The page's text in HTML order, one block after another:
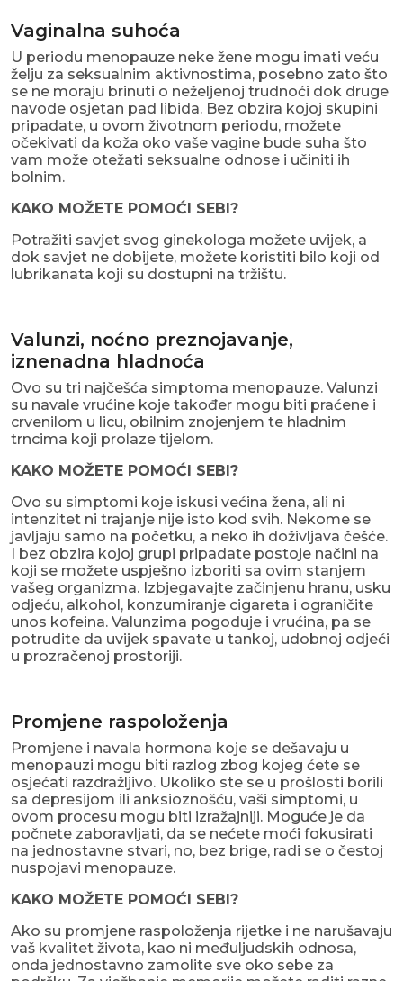
Vaginalna suhoća
U periodu menopauze neke žene mogu imati veću
želju za seksualnim aktivnostima, posebno zato što
se ne moraju brinuti o neželjenoj trudnoći dok druge
navode osjetan pad libida. Bez obzira kojoj skupini
pripadate, u ovom životnom periodu, možete
očekivati da koža oko vaše vagine bude suha što
vam može otežati seksualne odnose i učiniti ih
bolnim.
KAKO MOŽETE POMOĆI SEBI?
Potražiti savjet svog ginekologa možete uvijek, a
dok savjet ne dobijete, možete koristiti bilo koji od
lubrikanata koji su dostupni na tržištu.
Valunzi, noćno preznojavanje,
iznenadna hladnoća
Ovo su tri najčešća simptoma menopauze. Valunzi
su navale vrućine koje također mogu biti praćene i
crvenilom u licu, obilnim znojenjem te hladnim
trncima koji prolaze tijelom.
KAKO MOŽETE POMOĆI SEBI?
Ovo su simptomi koje iskusi većina žena, ali ni
intenzitet ni trajanje nije isto kod svih. Nekome se
javljaju samo na početku, a neko ih doživljava češće.
I bez obzira kojoj grupi pripadate postoje načini na
koji se možete uspješno izboriti sa ovim stanjem
vašeg organizma. Izbjegavajte začinjenu hranu, usku
odjeću, alkohol, konzumiranje cigareta i ograničite
unos kofeina. Valunzima pogoduje i vrućina, pa se
potrudite da uvijek spavate u tankoj, udobnoj odjeći
u prozračenoj prostoriji.
Promjene raspoloženja
Promjene i navala hormona koje se dešavaju u
menopauzi mogu biti razlog zbog kojeg ćete se
osjećati razdražljivo. Ukoliko ste se u prošlosti borili
sa depresijom ili anksioznošću, vaši simptomi, u
ovom procesu mogu biti izražajniji. Moguće je da
počnete zaboravljati, da se nećete moći fokusirati
na jednostavne stvari, no, bez brige, radi se o čestoj
nuspojavi menopauze.
KAKO MOŽETE POMOĆI SEBI?
Ako su promjene raspoloženja rijetke i ne narušavaju
vaš kvalitet života, kao ni međuljudskih odnosa,
onda jednostavno zamolite sve oko sebe za